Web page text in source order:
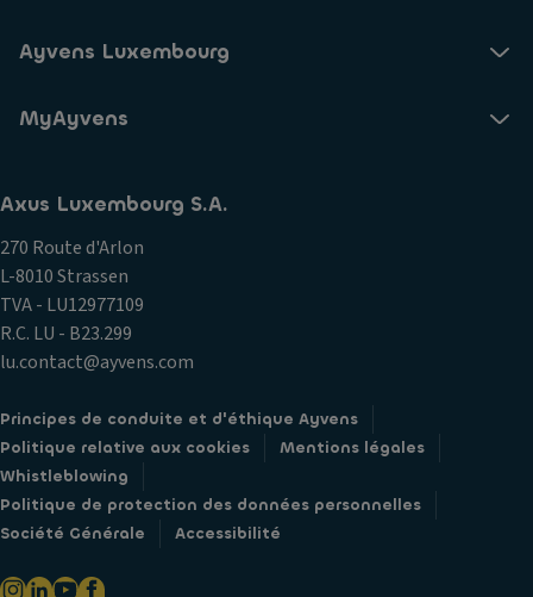
Ayvens Luxembourg
MyAyvens
Axus Luxembourg S.A.
270 Route d'Arlon
L-8010 Strassen
TVA - LU12977109
R.C. LU - B23.299
lu.contact@ayvens.com
Principes de conduite et d'éthique Ayvens
Politique relative aux cookies
Mentions légales
Whistleblowing
Politique de protection des données personnelles
Société Générale
Accessibilité